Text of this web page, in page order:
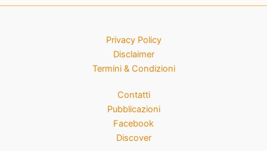
Privacy Policy
Disclaimer
Termini & Condizioni
Contatti
Pubblicazioni
Facebook
Discover